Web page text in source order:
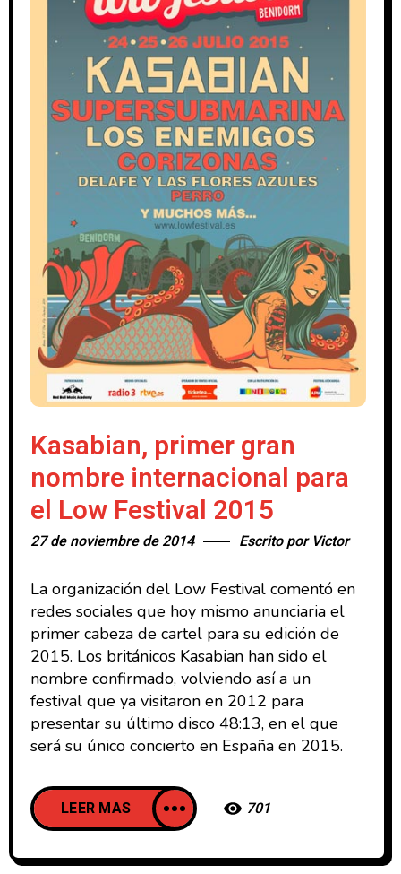
Kasabian, primer gran
nombre internacional para
el Low Festival 2015
27 de noviembre de 2014 Escrito por Victor
La organización del Low Festival comentó en
redes sociales que hoy mismo anunciaria el
primer cabeza de cartel para su edición de
2015. Los británicos Kasabian han sido el
nombre confirmado, volviendo así a un
festival que ya visitaron en 2012 para
presentar su último disco 48:13, en el que
será su único concierto en España en 2015.
LEER MAS 701